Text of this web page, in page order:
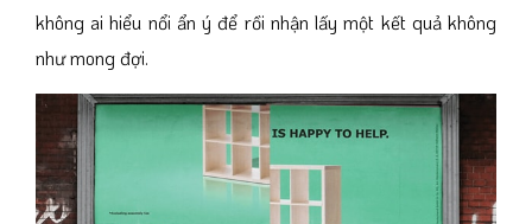
không ai hiểu nổi ẩn ý để rồi nhận lấy một kết quả không
như mong đợi.